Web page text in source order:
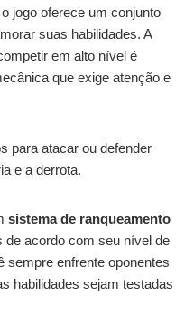
o jogo oferece um conjunto
suas habilidades. A
em alto nível é
que exige atenção e
para atacar ou defender
e a derrota.
sistema de ranqueamento
de acordo com seu nível de
sempre enfrente oponentes
habilidades sejam testadas